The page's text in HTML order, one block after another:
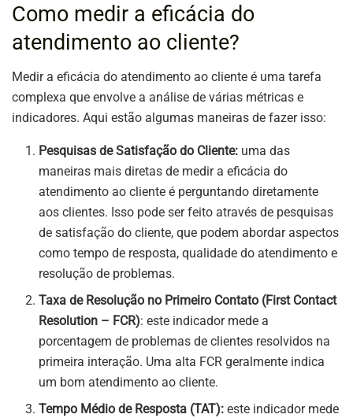
Como medir a eficácia do
atendimento ao cliente?
Medir a eficácia do atendimento ao cliente é uma tarefa
complexa que envolve a análise de várias métricas e
indicadores. Aqui estão algumas maneiras de fazer isso:
Pesquisas de Satisfação do Cliente: uma das
maneiras mais diretas de medir a eficácia do
atendimento ao cliente é perguntando diretamente
aos clientes. Isso pode ser feito através de pesquisas
de satisfação do cliente, que podem abordar aspectos
como tempo de resposta, qualidade do atendimento e
resolução de problemas.
Taxa de Resolução no Primeiro Contato (First Contact
Resolution – FCR): este indicador mede a
porcentagem de problemas de clientes resolvidos na
primeira interação. Uma alta FCR geralmente indica
um bom atendimento ao cliente.
Tempo Médio de Resposta (TAT): este indicador mede